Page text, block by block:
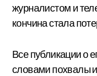
журналистом и
кончина стала
Все публикации о
словами похвалы